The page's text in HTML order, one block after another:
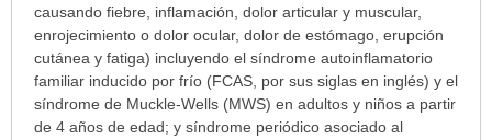
enfermedades
prescribe
este
medicamento?
causando fiebre, inflamación, dolor articular y muscular,
enrojecimiento o dolor ocular, dolor de estómago, erupción
cutánea y fatiga) incluyendo el síndrome autoinflamatorio
familiar inducido por frío (FCAS, por sus siglas en inglés) y el
síndrome de Muckle-Wells (MWS) en adultos y niños a partir
de 4 años de edad; y síndrome periódico asociado al